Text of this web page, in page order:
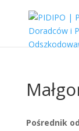
Pośrednik